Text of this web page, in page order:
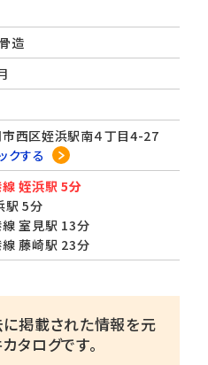
造
西区姪浜駅南４丁目4-27
クする
姪浜駅 5分
駅 5分
室見駅 13分
藤崎駅 23分
掲載された情報を元
タログです。